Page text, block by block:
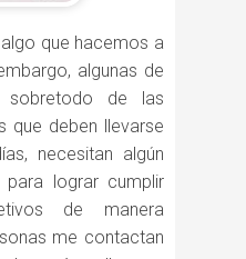
que hacemos a
algunas de
sobretodo de las
que deben llevarse
necesitan algún
lograr cumplir
de manera
me contactan